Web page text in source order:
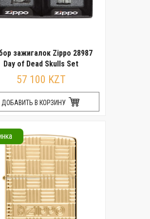
зажигалок Zippo 28987
Day of Dead Skulls Set
57 100 KZT
ДОБАВИТЬ В КОРЗИНУ